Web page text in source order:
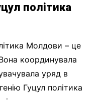
політика
Молдови – це
координувала
уряд в
Гуцул політика